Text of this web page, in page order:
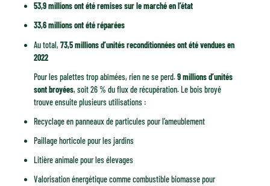
53,9 millions ont été remises sur le marché en l’état
33,6 millions ont été réparées
Au total, 73,5 millions d’unités reconditionnées ont été vendues en
2022
Pour les palettes trop abîmées, rien ne se perd.9 millions d’unités
sont broyées, soit 26 % du flux de récupération. Le bois broyé
trouve ensuite plusieurs utilisations :
Recyclage en panneaux de particules pour l’ameublement
Paillage horticole pour les jardins
Litière animale pour les élevages
Valorisation énergétique comme combustible biomasse pour